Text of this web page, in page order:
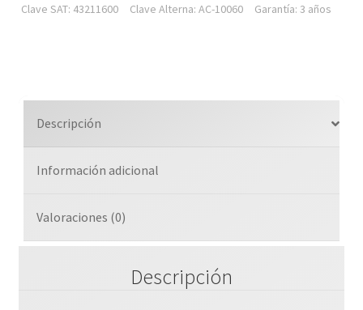
17,
Monitor
cantidad
Clave SAT: 43211600
Clave Alterna: AC-10060 Garantía: 3 años
Descripción
Información adicional
Valoraciones (0)
Descripción